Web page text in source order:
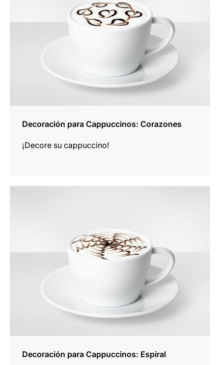
Decoración para Cappuccinos: Corazones
¡Decore su cappuccino!
Decoración para Cappuccinos: Espiral